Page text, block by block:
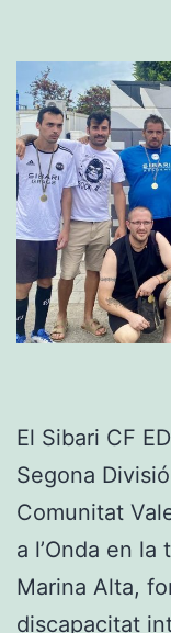
El Sibari CF
Segona
Comunitat
a l’Onda en la
Marina Alta,
discapacitat